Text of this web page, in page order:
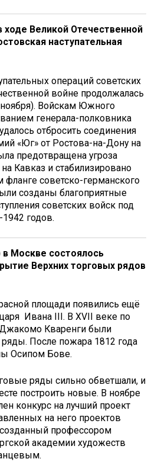
ходе Великой Отечественной
наступательная
операций советских
войне продолжалась
Войскам Южного
генерала-полковника
отбросить соединения
«Юг» от Ростова-на-Дону на
предотвращена угроза
Кавказ и стабилизировано
советско-германского
созданы благоприятные
советских войск под
годов.
в Москве состоялось
Верхних торговых рядов
площади появились ещё
Ивана III. В XVII веке по
Джакомо Кваренги были
После пожара 1812 года
Осипом Бове.
ряды сильно обветшали, и
построить новые. В ноябре
конкурс на лучший проект
на него проектов
профессором
академии художеств